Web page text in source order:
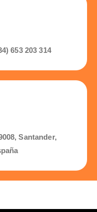
653 203 314
Santander,